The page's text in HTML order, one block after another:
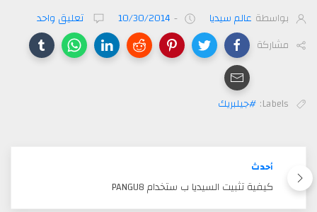
بواسطة عالم سيديا -
10/30/2014
تعليق واحد
مشاركة
Labels: #جيلبريك
أحدث
كيفية تثبيت السيديا ب ستخدام PANGU8